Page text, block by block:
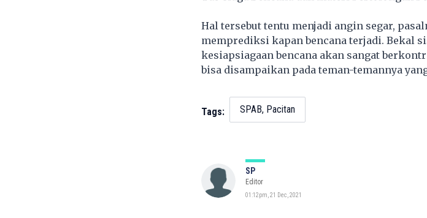
Hal tersebut tentu menjadi angin segar,
memprediksi kapan bencana terjadi. Bekal
kesiapsiagaan bencana akan sangat
bisa disampaikan pada teman-temannya
Tags: SPAB, Pacitan
SP
Editor
01:12pm, 21 Dec, 2021